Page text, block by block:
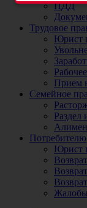
ПДД
Трудовое
Юрист
Прием
Семейное
Раздел
Потребителю
Юрист
Жалобы